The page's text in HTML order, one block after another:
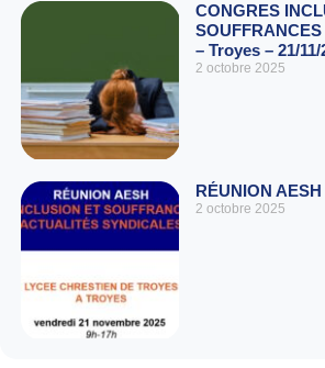
CONGRES
– Troyes – 21/11/
2 octobre 2025
RÉUNION
2 octobre 2025